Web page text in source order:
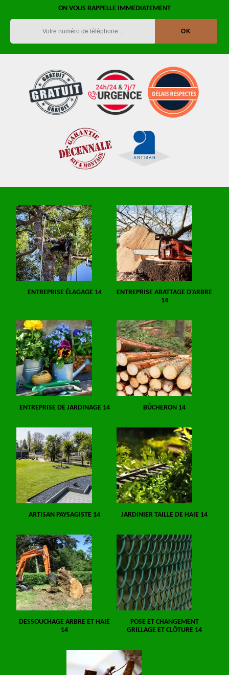
ON VOUS RAPPELLE IMMEDIATEMENT
ENTREPRISE ÉLAGAGE 14
ENTREPRISE ABATTAGE D'ARBRE
14
ENTREPRISE DE JARDINAGE 14 BÛCHERON 14
ARTISAN PAYSAGISTE 14 JARDINIER TAILLE DE HAIE 14
DESSOUCHAGE ARBRE ET HAIE
14
POSE ET CHANGEMENT
GRILLAGE ET CLÔTURE 14